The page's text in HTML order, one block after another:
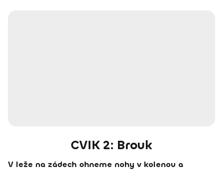
CVIK 2: Brouk
V leže na zádech ohneme nohy v kolenou a